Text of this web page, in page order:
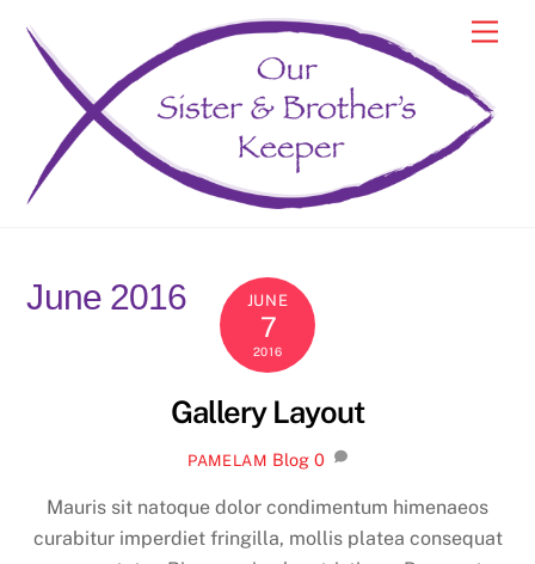
content
June 2016 JUNE
7
2016
Gallery Layout
PAMELAM Blog 0
Mauris sit natoque dolor condimentum himenaeos
curabitur imperdiet fringilla, mollis platea consequat